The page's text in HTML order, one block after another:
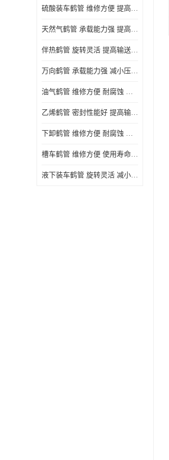
硫酸装车鹤管 维修方便 提高输送效率
天然气鹤管 承载能力强 提高输送效率
伴热鹤管 旋转灵活 提高输送效率
万向鹤管 承载能力强 减小压力损失
油气鹤管 维修方便 耐腐蚀 耐高温
乙烯鹤管 密封性能好 提高输送效率
下卸鹤管 维修方便 耐腐蚀 耐高温
槽车鹤管 维修方便 使用寿命较长
液下装车鹤管 旋转灵活 减小压力损失